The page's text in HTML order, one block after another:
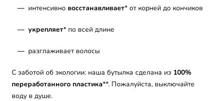
— интенсивно восстанавливает* от корней до кончиков
— укрепляет* по всей длине
— разглаживает волосы
С заботой об экологии: наша бутылка сделана из 100%
переработанного пластика**. Пожалуйста, выключайте
воду в душе.